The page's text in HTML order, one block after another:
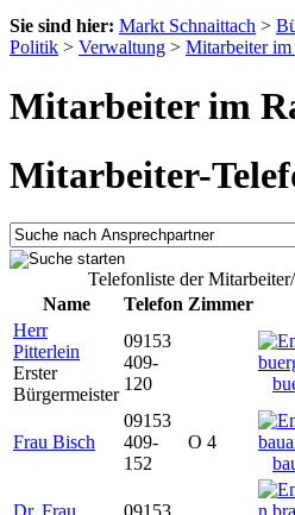
Sie sind hier: Markt Schnaittach >
Politik > Verwaltung > Mitarbeiter im
Mitarbeiter im
Mitarbeiter-
Telefonliste der
Name
Telefon Zimmer
Herr
Pitterlein
Erster
Bürgermeister
09153
409-
120
Frau Bisch
09153
409-
152
O 4